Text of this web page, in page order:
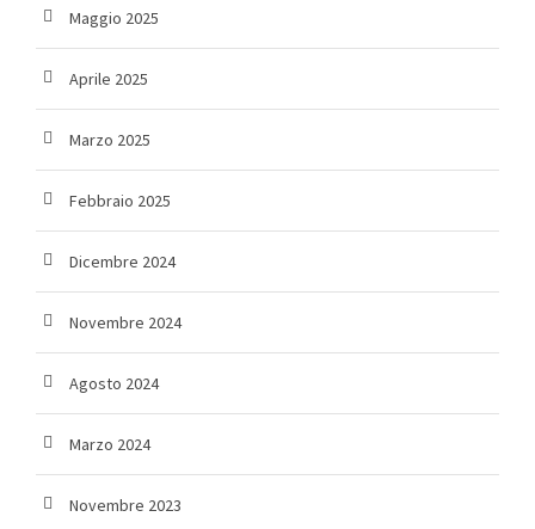
Maggio 2025
Aprile 2025
Marzo 2025
Febbraio 2025
Dicembre 2024
Novembre 2024
Agosto 2024
Marzo 2024
Novembre 2023